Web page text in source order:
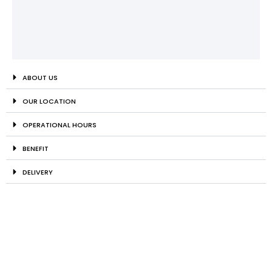
ABOUT US
OUR LOCATION
OPERATIONAL HOURS
BENEFIT
DELIVERY